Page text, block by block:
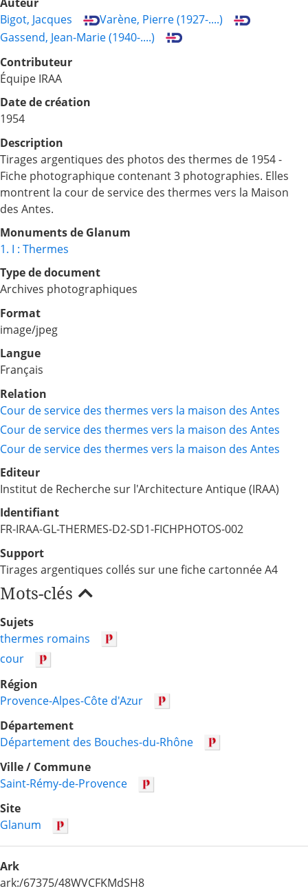
Bigot, Jacques
Varène, Pierre (1927-....)
Gassend, Jean-Marie (1940-....)
Contributeur
Équipe IRAA
Date de création
1954
Description
Tirages argentiques des photos des thermes de 1954 -
Fiche photographique contenant 3 photographies. Elles
montrent la cour de service des thermes vers la Maison
des Antes.
Monuments de Glanum
1. I : Thermes
Type de document
Archives photographiques
Format
image/jpeg
Langue
Français
Relation
Cour de service des thermes vers la maison des Antes
Cour de service des thermes vers la maison des Antes
Cour de service des thermes vers la maison des Antes
Editeur
Institut de Recherche sur l'Architecture Antique (IRAA)
Identifiant
FR-IRAA-GL-THERMES-D2-SD1-FICHPHOTOS-002
Support
Tirages argentiques collés sur une fiche cartonnée A4
Mots-clés
Sujets
thermes romains
cour
Région
Provence-Alpes-Côte d'Azur
Département
Département des Bouches-du-Rhône
Ville / Commune
Saint-Rémy-de-Provence
Site
Glanum
Ark
ark:/67375/48WVCFKMdSH8